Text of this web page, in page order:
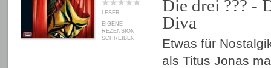
LESER
EIGENE
REZENSION
SCHREIBEN
Die drei ??? -
Diva
Etwas für
als Titus Jonas